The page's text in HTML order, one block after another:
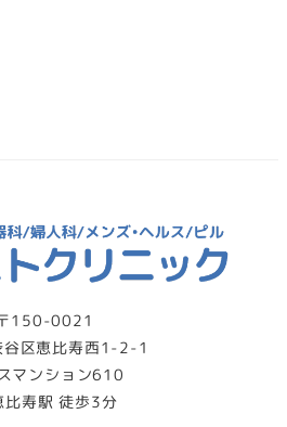
150-0021
谷区恵比寿西1-2-1
マンション610
比寿駅 徒歩3分